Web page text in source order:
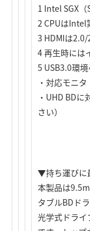
1 Intel SGX
2 CPUはIntel
3 HDMIは2.0/
4 再生時には
5 USB3.0環
・対応モニ
・UHD BD
さい）
▼持ち運びに
本製品は
タブルBDドラ
光学式ドラ